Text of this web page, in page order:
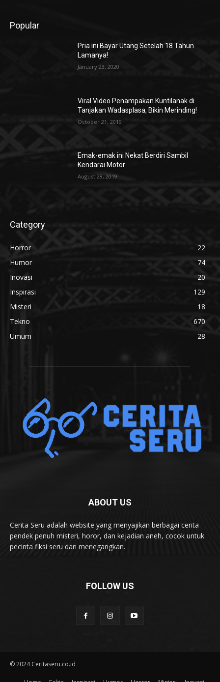
Popular
Pria ini Bayar Utang Setelah 18 Tahun
Lamanya!
January 23, 2020
Viral Video Penampakan Kuntilanak di
Tanjakan Wadasplasa, Bikin Merinding!
October 21, 2019
Emak-emak ini Nekat Berdiri Sambil
Kendarai Motor
August 28, 2019
Category
Horror
22
Humor
74
Inovasi
20
Inspirasi
129
Misteri
18
Tekno
670
Umum
28
ABOUT US
Cerita Seru adalah website yang menyajikan berbagai cerita
pendek penuh misteri, horor, dan kejadian aneh, cocok untuk
pecinta fiksi seru dan menegangkan.
FOLLOW US
© 2024 Ceritaseru.co.id